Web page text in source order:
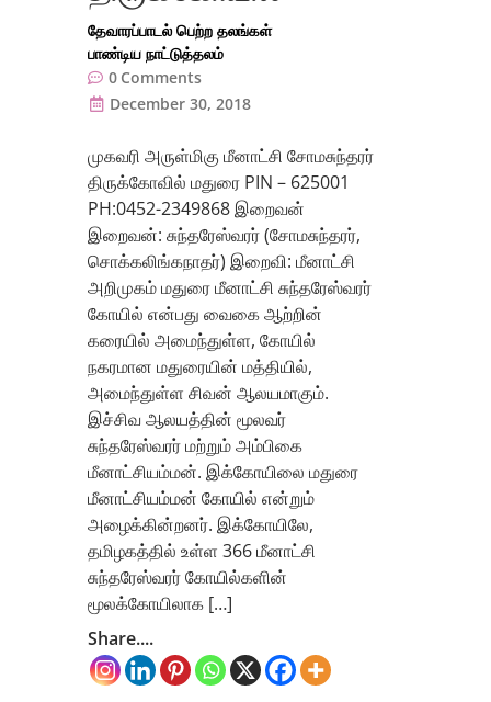
தேவாரப்பாடல் பெற்ற தலங்கள்
பாண்டிய நாட்டுத்தலம்
0 Comments
December 30, 2018
முகவரி அருள்மிகு மீனாட்சி சோமசுந்தரர்
திருக்கோவில் மதுரை PIN – 625001
PH:0452-2349868 இறைவன்
இறைவன்: சுந்தரேஸ்வரர் (சோமசுந்தரர்,
சொக்கலிங்கநாதர்) இறைவி: மீனாட்சி
அறிமுகம் மதுரை மீனாட்சி சுந்தரேஸ்வரர்
கோயில் என்பது வைகை ஆற்றின்
கரையில் அமைந்துள்ள, கோயில்
நகரமான மதுரையின் மத்தியில்,
அமைந்துள்ள சிவன் ஆலயமாகும்.
இச்சிவ ஆலயத்தின் மூலவர்
சுந்தரேஸ்வரர் மற்றும் அம்பிகை
மீனாட்சியம்மன். இக்கோயிலை மதுரை
மீனாட்சியம்மன் கோயில் என்றும்
அழைக்கின்றனர். இக்கோயிலே,
தமிழகத்தில் உள்ள 366 மீனாட்சி
சுந்தரேஸ்வரர் கோயில்களின்
மூலக்கோயிலாக […]
Share....